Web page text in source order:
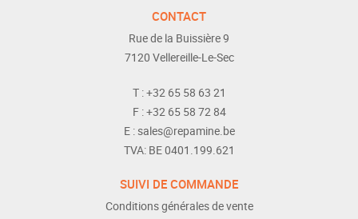
CONTACT
Rue de la Buissière 9
7120 Vellereille-Le-Sec
T :+32 65 58 63 21
F :+32 65 58 72 84
E :sales@repamine.be
TVA: BE 0401.199.621
SUIVI DE COMMANDE
Conditions générales de vente